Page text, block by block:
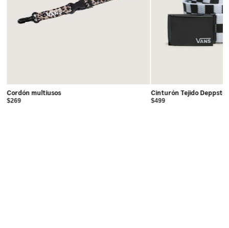
Cordón multiusos
$269
Cinturón Tejido Deppster
$499